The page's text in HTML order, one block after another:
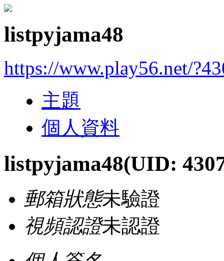
listpyjama48
https://www.play56.net/
主題
個人資料
listpyjama48(UID:
郵箱狀態未驗證
視頻認證未認證